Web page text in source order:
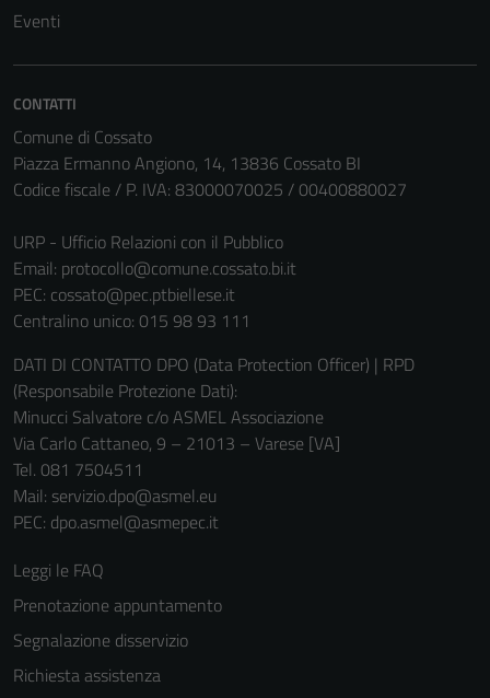
Eventi
CONTATTI
Comune di Cossato
Piazza Ermanno Angiono, 14, 13836 Cossato BI
Codice fiscale / P. IVA: 83000070025 / 00400880027
URP - Ufficio Relazioni con il Pubblico
Email: protocollo@comune.cossato.bi.it
PEC: cossato@pec.ptbiellese.it
Centralino unico: 015 98 93 111
DATI DI CONTATTO DPO (Data Protection Officer) | RPD
(Responsabile Protezione Dati):
Minucci Salvatore c/o ASMEL Associazione
Via Carlo Cattaneo, 9 – 21013 – Varese [VA]
Tel. 081 7504511
Mail: servizio.dpo@asmel.eu
PEC: dpo.asmel@asmepec.it
Leggi le FAQ
Prenotazione appuntamento
Segnalazione disservizio
Richiesta assistenza
funzionamento
disabilitati.
Questi cookie
informazioni
personali.